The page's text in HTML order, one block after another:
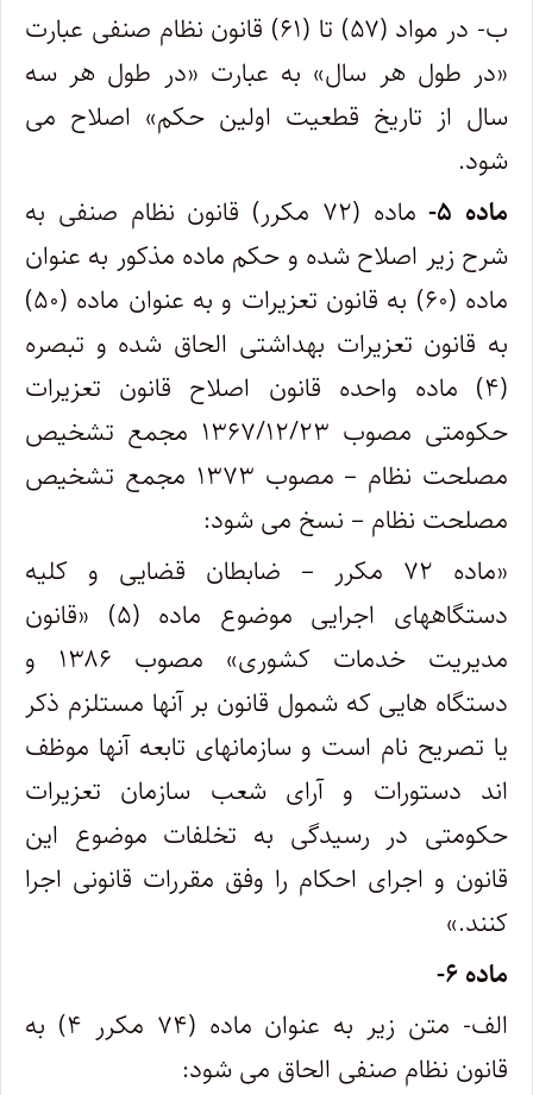
ب- در مواد (۵۷) تا (۶۱) قانون نظام صنفی عبارت
«در طول هر سال» به عبارت «در طول هر سه
سال از تاریخ قطعیت اولین حکم» اصلاح می
شود.
ماده ۵-
ماده (۷۲ مکرر) قانون نظام صنفی به
شرح زیر اصلاح شده و حکم ماده مذکور به عنوان
ماده (۶۰) به قانون تعزیرات و به عنوان ماده (۵۰)
به قانون تعزیرات بهداشتی الحاق شده و تبصره
(۴) ماده واحده قانون اصلاح قانون تعزیرات
حکومتی مصوب ۱۳۶۷/۱۲/۲۳ مجمع تشخیص
مصلحت نظام – مصوب ۱۳۷۳ مجمع تشخیص
مصلحت نظام – نسخ می شود:
«ماده ۷۲ مکرر – ضابطان قضایی و کلیه
دستگاههای اجرایی موضوع ماده (۵) «قانون
مدیریت خدمات کشوری» مصوب ۱۳۸۶ و
دستگاه هایی که شمول قانون بر آنها مستلزم ذکر
یا تصریح نام است و سازمانهای تابعه آنها موظف
اند دستورات و آرای شعب سازمان تعزیرات
حکومتی در رسیدگی به تخلفات موضوع این
قانون و اجرای احکام را وفق مقررات قانونی اجرا
کنند.»
ماده ۶-
الف- متن زیر به عنوان ماده (۷۴ مکرر ۴) به
قانون نظام صنفی الحاق می شود: